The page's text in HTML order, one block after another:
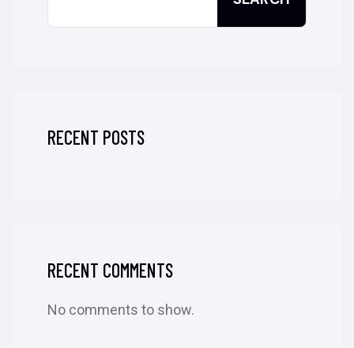
RECENT POSTS
RECENT COMMENTS
No comments to show.